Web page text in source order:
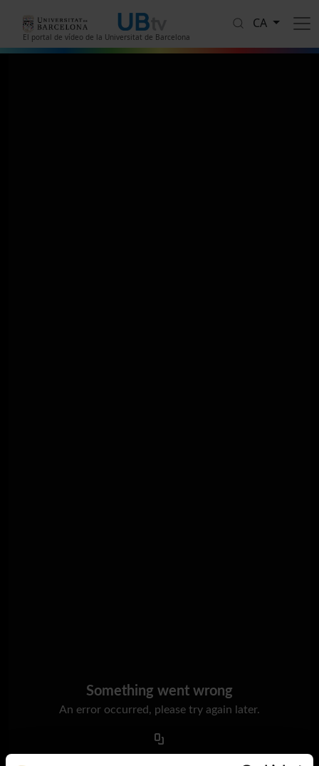
El portal de vídeo de la Universitat de Barcelona
CA
Something went wrong
An error occurred, please try again later.